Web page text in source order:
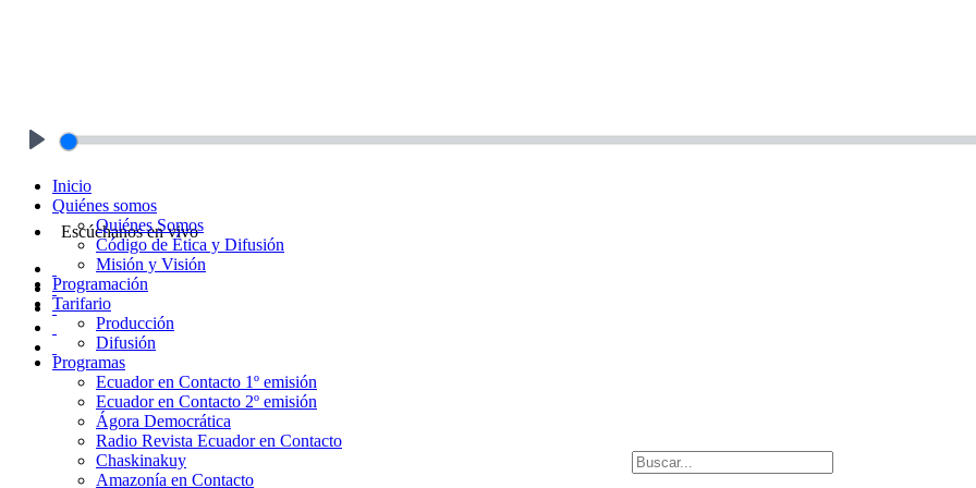
Escúchanos en vivo
Inicio
Quiénes somos
Quiénes Somos
Código de Ética y Difusión
Misión y Visión
Programación
Tarifario
Producción
Difusión
Programas
Ecuador en Contacto 1º emisión
Ecuador en Contacto 2º emisión
Ágora Democrática
Radio Revista Ecuador en Contacto
Chaskinakuy
Amazonía en Contacto